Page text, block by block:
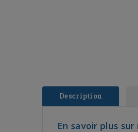
Description
En savoir plus